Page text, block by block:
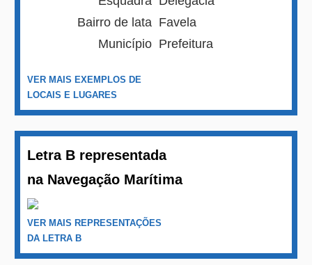
Bairro de lata Favela
Município Prefeitura
VER MAIS EXEMPLOS DE
LOCAIS E LUGARES
Letra B representada
na Navegação Marítima
VER MAIS REPRESENTAÇÕES
DA LETRA B